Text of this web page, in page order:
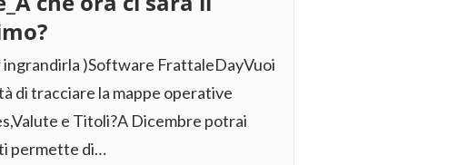
ingrandirla )Software FrattaleDayVuoi
di tracciare la mappe operative
e Titoli?A Dicembre potrai
permette di…